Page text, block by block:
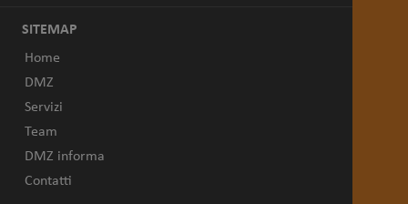
SITEMAP
Home
DMZ
Servizi
Team
DMZ informa
Contatti